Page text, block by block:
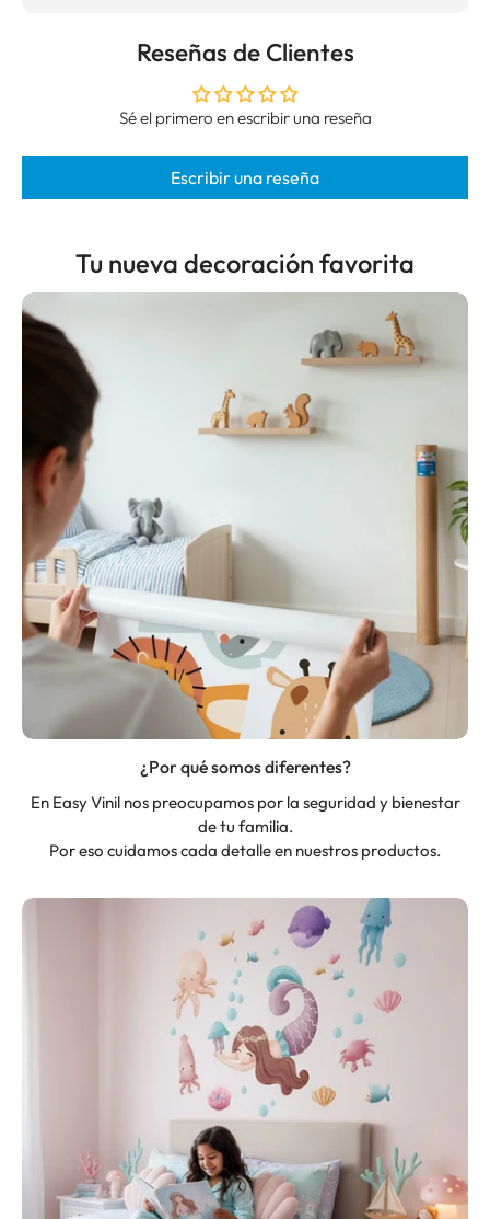
Reseñas de Clientes
Sé el primero en escribir una reseña
Escribir una reseña
Tu nueva decoración favorita
¿Por qué somos diferentes?
En Easy Vinil nos preocupamos por la seguridad y bienestar
de tu familia.
Por eso cuidamos cada detalle en nuestros productos.